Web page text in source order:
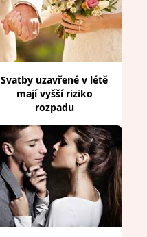
Svatby uzavřené v létě
mají vyšší riziko
rozpadu